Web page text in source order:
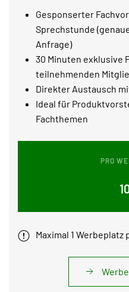
Gesponserter
Sprechstunde
Anfrage)
30 Minuten exklusive
teilnehmenden
Direkter Austausch
Ideal für
Fachthemen
PRO
Maximal 1 Werbeplatz